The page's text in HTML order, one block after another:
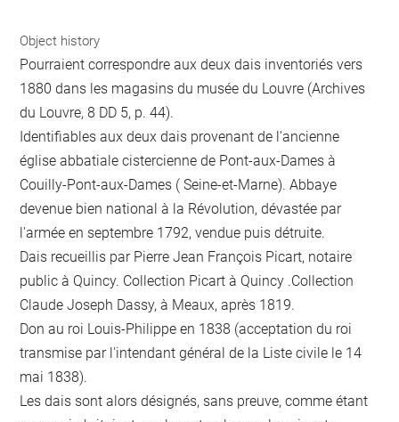
Object history
Pourraient correspondre aux deux dais inventoriés vers
1880 dans les magasins du musée du Louvre (Archives
du Louvre, 8 DD 5, p. 44).
Identifiables aux deux dais provenant de l'ancienne
église abbatiale cistercienne de Pont-aux-Dames à
Couilly-Pont-aux-Dames ( Seine-et-Marne). Abbaye
devenue bien national à la Révolution, dévastée par
l'armée en septembre 1792, vendue puis détruite.
Dais recueillis par Pierre Jean François Picart, notaire
public à Quincy. Collection Picart à Quincy .Collection
Claude Joseph Dassy, à Meaux, après 1819.
Don au roi Louis-Philippe en 1838 (acceptation du roi
transmise par l'intendant général de la Liste civile le 14
mai 1838).
Les dais sont alors désignés, sans preuve, comme étant